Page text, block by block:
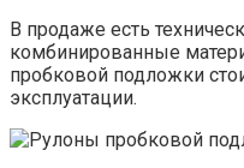
В продаже есть
комбинированные
пробковой подложки
эксплуатации.